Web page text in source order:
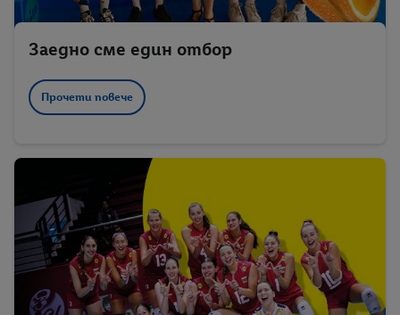
Заедно сме един отбор
Прочети повече